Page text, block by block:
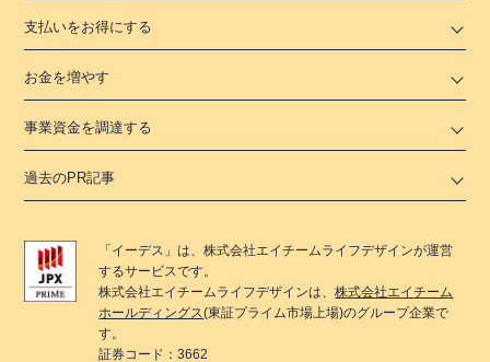
支払いをお得にする
お金を増やす
事業資金を調達する
過去のPR記事
「 イーデス 」は、株式会社エイチームライフデザインが運営
するサービスです。
株式会社エイチームライフデザインは、株式会社エイチーム
ホールディングス(東証プライム市場上場)のグループ企業で
す。
証券コード：3662